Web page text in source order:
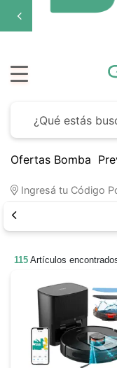
Ofertas Bomba
Ingresá tu Código
115 Artículos